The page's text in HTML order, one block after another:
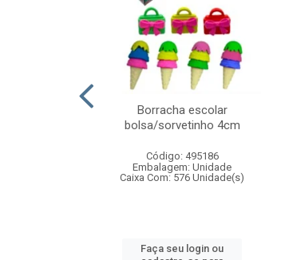
Borracha escolar
bolsa/sorvetinho 4cm
Código: 495186
Embalagem: Unidade
Caixa Com: 576 Unidade(s)
Faça seu login ou